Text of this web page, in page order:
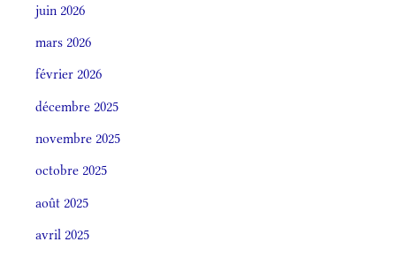
juin 2026
mars 2026
février 2026
décembre 2025
novembre 2025
octobre 2025
août 2025
avril 2025